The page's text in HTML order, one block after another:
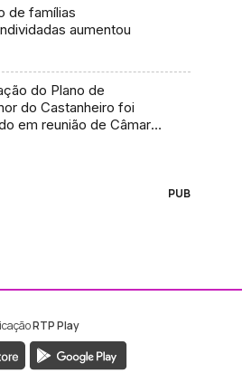
de famílias
aumentou
do Plano de
do Castanheiro foi
em reunião de Câmara
PUB
Madeira
RTP Play